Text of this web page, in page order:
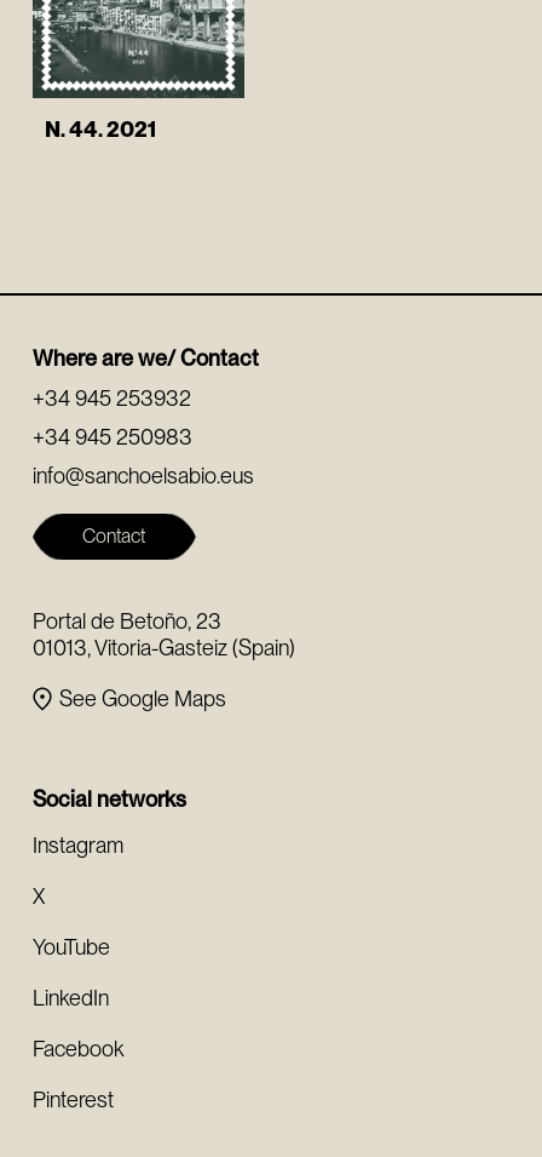
N. 44. 2021
Where are we/ Contact
+34 945 253932
+34 945 250983
info@sanchoelsabio.eus
Contact
Portal de Betoño, 23
01013, Vitoria-Gasteiz (Spain)
See Google Maps
Social networks
Instagram
X
YouTube
LinkedIn
Facebook
Pinterest